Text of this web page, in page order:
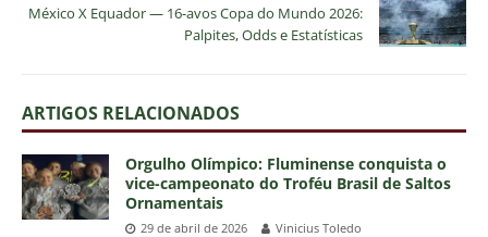
México X Equador — 16-avos Copa do Mundo 2026:
Palpites, Odds e Estatísticas
ARTIGOS RELACIONADOS
Orgulho Olímpico: Fluminense conquista o
vice-campeonato do Troféu Brasil de Saltos
Ornamentais
29 de abril de 2026 Vinicius Toledo